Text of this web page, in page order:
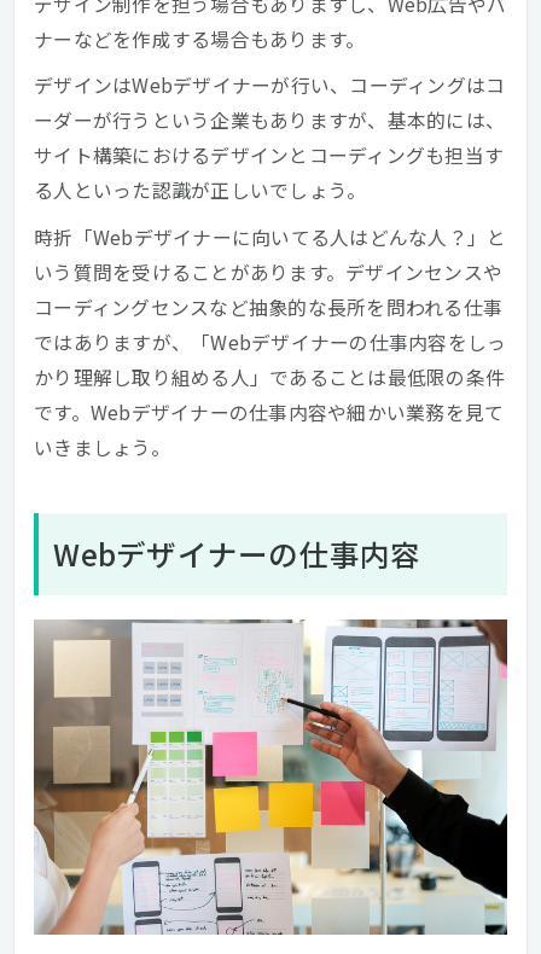
ナーなどを作成する場合もあります。
デザインはWebデザイナーが行い、コーディングはコ
ーダーが行うという企業もありますが、基本的には、
サイト構築におけるデザインとコーディングも担当す
る人といった認識が正しいでしょう。
時折「Webデザイナーに向いてる人はどんな人？」と
いう質問を受けることがあります。デザインセンスや
コーディングセンスなど抽象的な長所を問われる仕事
ではありますが、「Webデザイナーの仕事内容をしっ
かり理解し取り組める人」であることは最低限の条件
です。Webデザイナーの仕事内容や細かい業務を見て
いきましょう。
Webデザイナーの仕事内容